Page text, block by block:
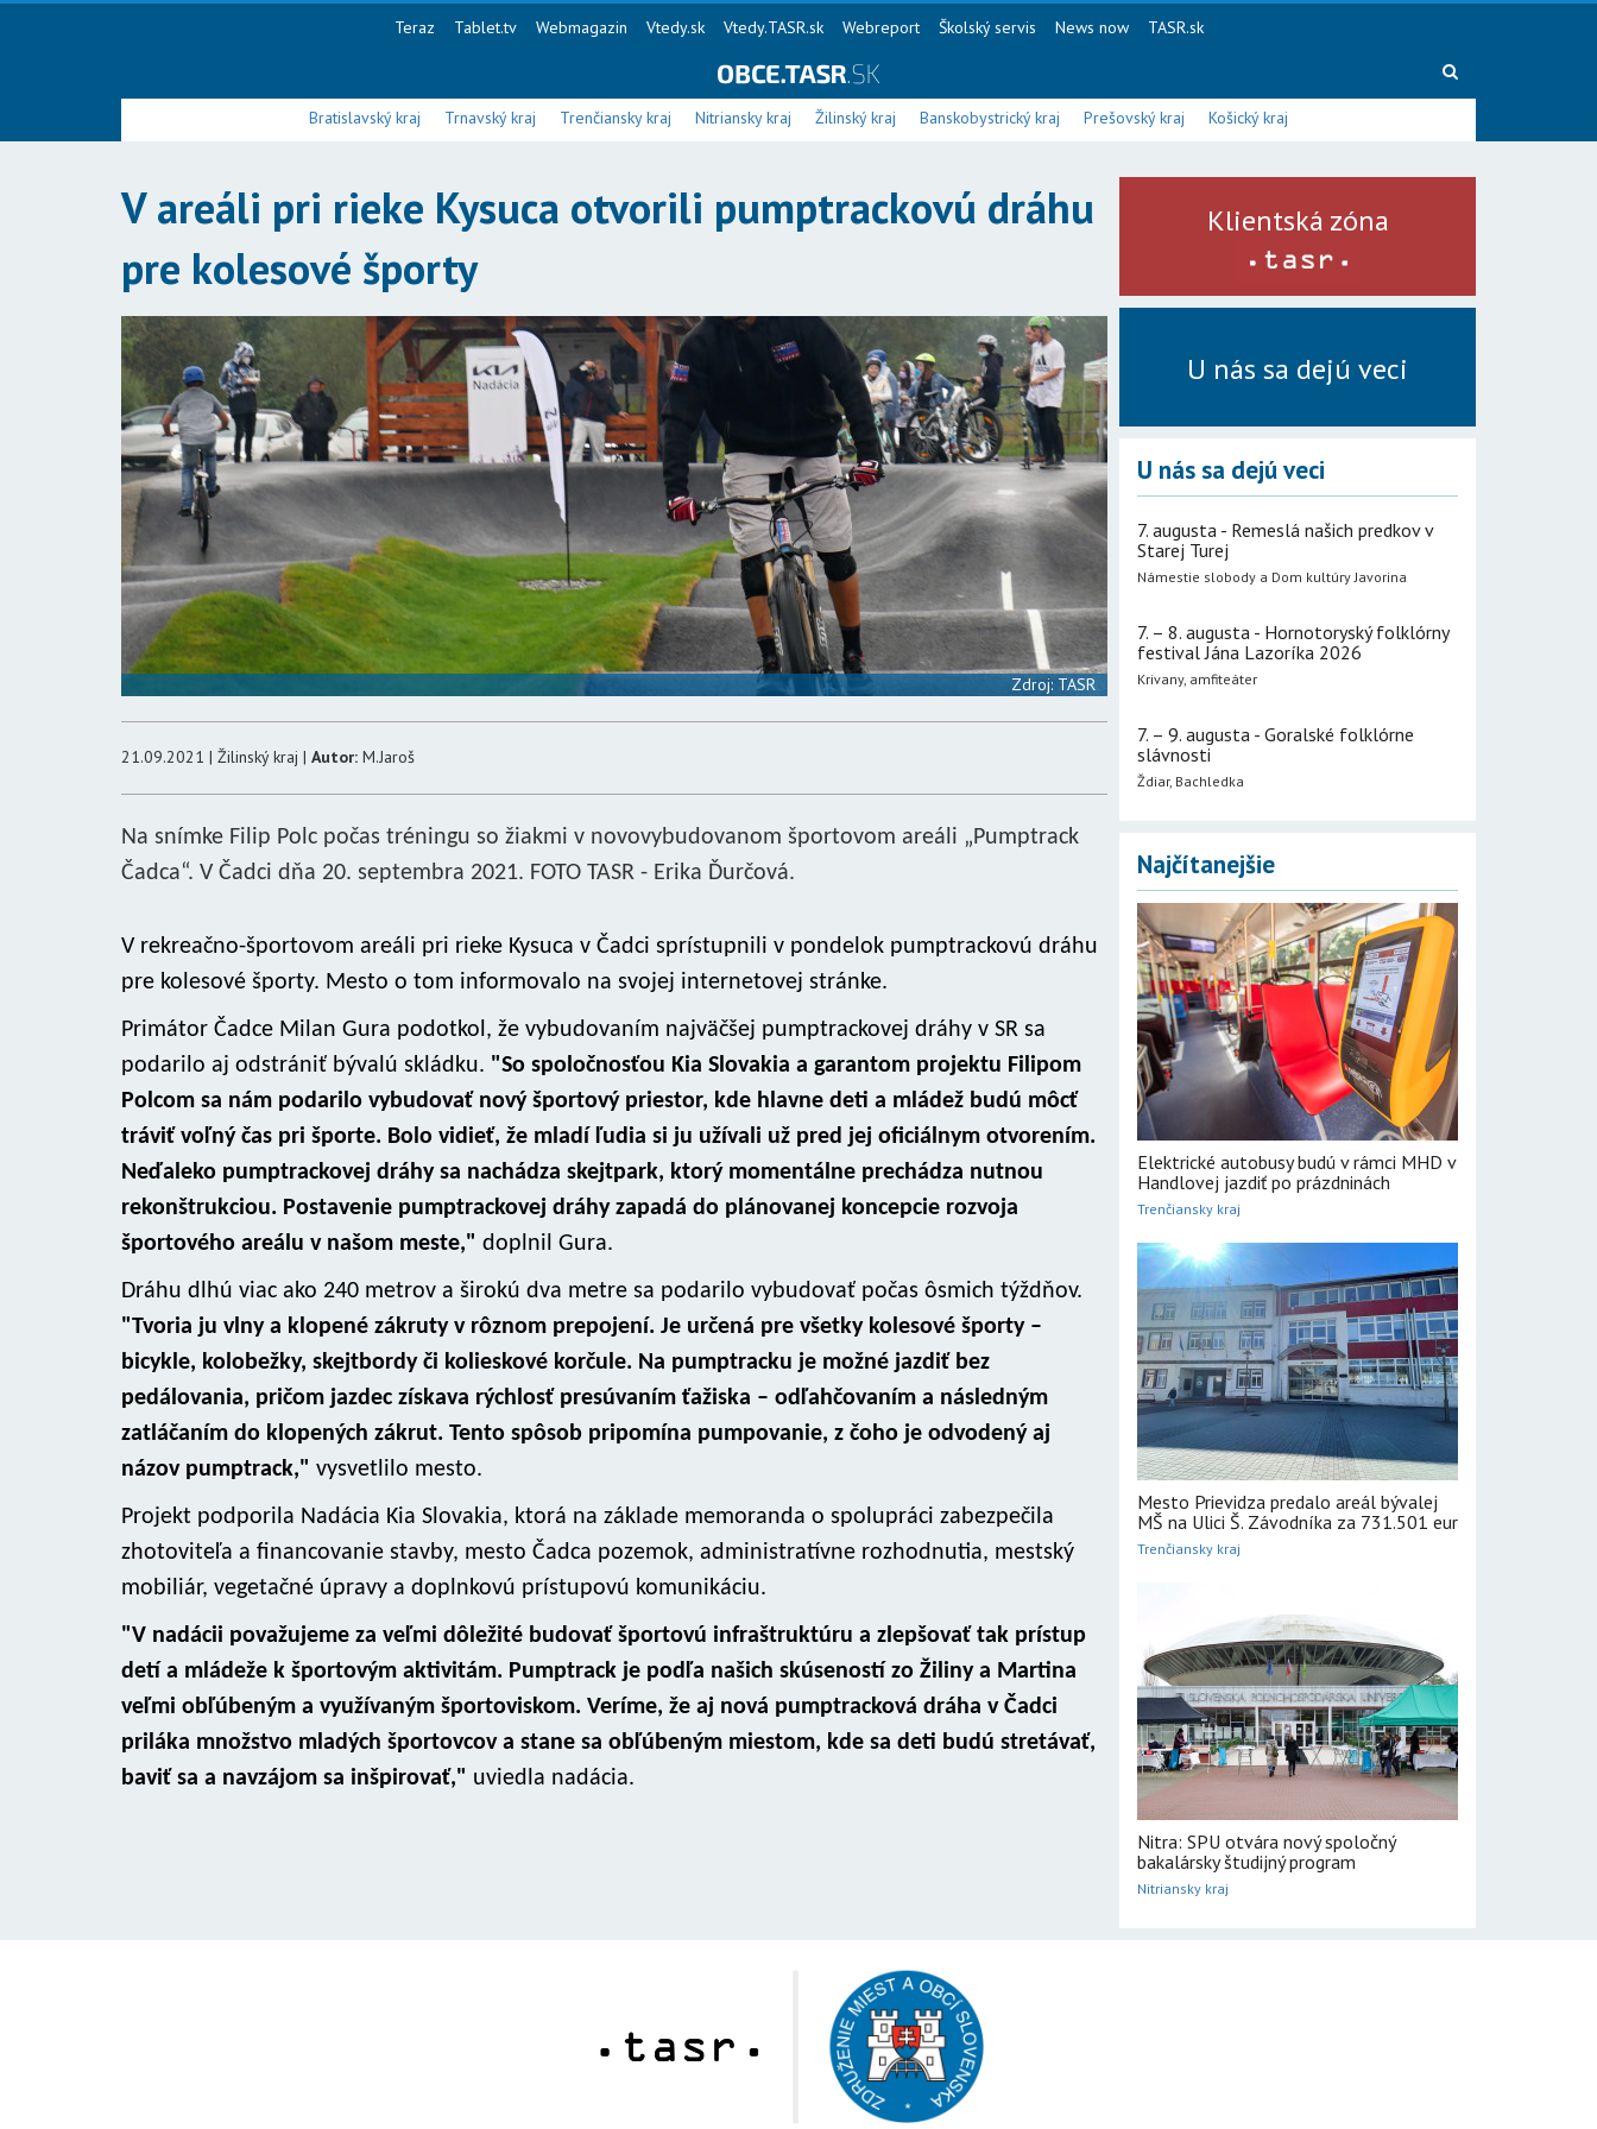
Teraz Tablet.tv Webmagazin Vtedy.sk Vtedy.TASR.sk Webreport Školský servis News now TASR.sk
Bratislavský kraj Trnavský kraj Trenčiansky kraj Nitriansky kraj Žilinský kraj Banskobystrický kraj Prešovský kraj Košický kraj
V areáli pri rieke Kysuca otvorili pumptrackovú dráhu
pre kolesové športy
Zdroj: TASR
21.09.2021 | Žilinský kraj | Autor: M.Jaroš
Na snímke Filip Polc počas tréningu so žiakmi v novovybudovanom športovom areáli „Pumptrack
Čadca“. V Čadci dňa 20. septembra 2021. FOTO TASR - Erika Ďurčová.
V rekreačno-športovom areáli pri rieke Kysuca v Čadci sprístupnili v pondelok pumptrackovú dráhu
pre kolesové športy. Mesto o tom informovalo na svojej internetovej stránke.
Primátor Čadce Milan Gura podotkol, že vybudovaním najväčšej pumptrackovej dráhy v SR sa
podarilo aj odstrániť bývalú skládku. "So spoločnosťou Kia Slovakia a garantom projektu Filipom
Polcom sa nám podarilo vybudovať nový športový priestor, kde hlavne deti a mládež budú môcť
tráviť voľný čas pri športe. Bolo vidieť, že mladí ľudia si ju užívali už pred jej oficiálnym otvorením.
Neďaleko pumptrackovej dráhy sa nachádza skejtpark, ktorý momentálne prechádza nutnou
rekonštrukciou. Postavenie pumptrackovej dráhy zapadá do plánovanej koncepcie rozvoja
športového areálu v našom meste," doplnil Gura.
Dráhu dlhú viac ako 240 metrov a širokú dva metre sa podarilo vybudovať počas ôsmich týždňov.
"Tvoria ju vlny a klopené zákruty v rôznom prepojení. Je určená pre všetky kolesové športy –
bicykle, kolobežky, skejtbordy či kolieskové korčule. Na pumptracku je možné jazdiť bez
pedálovania, pričom jazdec získava rýchlosť presúvaním ťažiska – odľahčovaním a následným
zatláčaním do klopených zákrut. Tento spôsob pripomína pumpovanie, z čoho je odvodený aj
názov pumptrack," vysvetlilo mesto.
Projekt podporila Nadácia Kia Slovakia, ktorá na základe memoranda o spolupráci zabezpečila
zhotoviteľa a financovanie stavby, mesto Čadca pozemok, administratívne rozhodnutia, mestský
mobiliár, vegetačné úpravy a doplnkovú prístupovú komunikáciu.
"V nadácii považujeme za veľmi dôležité budovať športovú infraštruktúru a zlepšovať tak prístup
detí a mládeže k športovým aktivitám. Pumptrack je podľa našich skúseností zo Žiliny a Martina
veľmi obľúbeným a využívaným športoviskom. Veríme, že aj nová pumptracková dráha v Čadci
priláka množstvo mladých športovcov a stane sa obľúbeným miestom, kde sa deti budú stretávať,
baviť sa a navzájom sa inšpirovať," uviedla nadácia.
Klientská zóna
U nás sa dejú veci
U nás sa dejú veci
7. augusta - Remeslá našich predkov v
Starej Turej
Námestie slobody a Dom kultúry Javorina
7. – 8. augusta - Hornotoryský folklórny
festival Jána Lazoríka 2026
Krivany, amfiteáter
7. – 9. augusta - Goralské folklórne
slávnosti
Ždiar, Bachledka
Najčítanejšie
Elektrické autobusy budú v rámci MHD v
Handlovej jazdiť po prázdninách
Trenčiansky kraj
Mesto Prievidza predalo areál bývalej
MŠ na Ulici Š. Závodníka za 731.501 eur
Trenčiansky kraj
Nitra: SPU otvára nový spoločný
bakalársky študijný program
Nitriansky kraj